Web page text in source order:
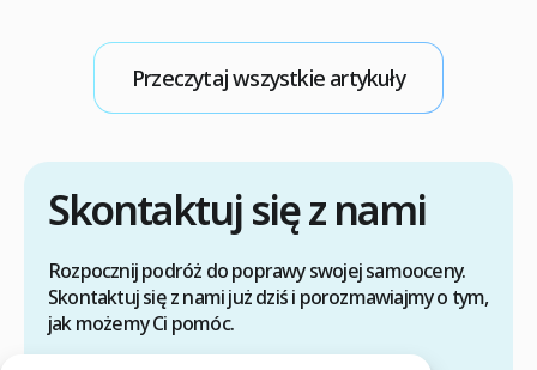
uszkodzeniu delikatnych cebulek włosowych
oraz wspiera prawidłową integrację
przeszczepów z nowym miejscem. Kluczowe
utrzymanie głowy w podwyższonej pozycji. […]
Przeczytaj wszystkie artykuły
Skontaktuj się z nami
Rozpocznij podróż do poprawy swojej samooceny.
Skontaktuj się z nami już dziś i porozmawiajmy o tym,
jak możemy Ci pomóc.